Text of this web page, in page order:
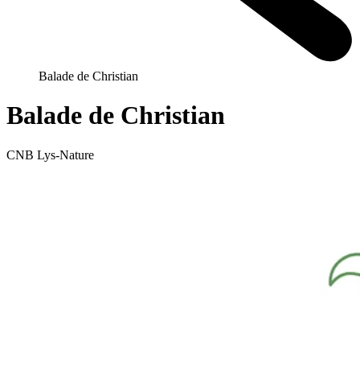
Balade de Christian
Balade de Christian
CNB Lys-Nature